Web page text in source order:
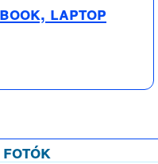
laptop
fotók